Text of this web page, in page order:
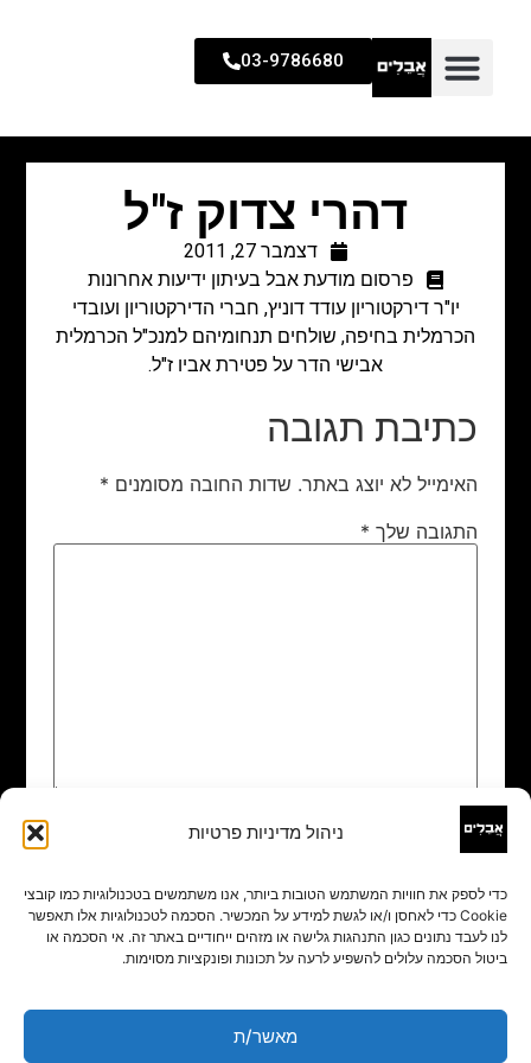
ניהול מדיניות פרטיות
כדי לספק את חוויות המשתמש הטובות ביותר, אנו משתמשים בטכנולוגיות כמו קובצי
Cookie כדי לאחסן ו/או לגשת למידע על המכשיר. הסכמה לטכנולוגיות אלו תאפשר
לנו לעבד נתונים כגון התנהגות גלישה או מזהים ייחודיים באתר זה. אי הסכמה או
ביטול הסכמה עלולים להשפיע לרעה על תכונות ופונקציות מסוימות.
מאשר/ת
03-9786680
דהרי צדוק ז"ל
דצמבר 27, 2011
פרסום מודעת אבל בעיתון ידיעות אחרונות
יו"ר דירקטוריון עודד דוניץ, חברי הדירקטוריון ועובדי
הכרמלית בחיפה, שולחים תנחומיהם למנכ"ל הכרמלית
אבישי הדר על פטירת אביו ז"ל.
כתיבת תגובה
האימייל לא יוצג באתר. שדות החובה מסומנים *
התגובה שלך *
שם
אימייל*